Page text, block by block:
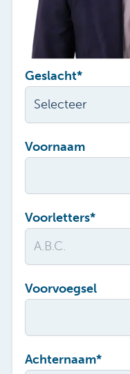
Geslacht*
Voornaam
Voorletters*
Voorvoegsel
Achternaam*